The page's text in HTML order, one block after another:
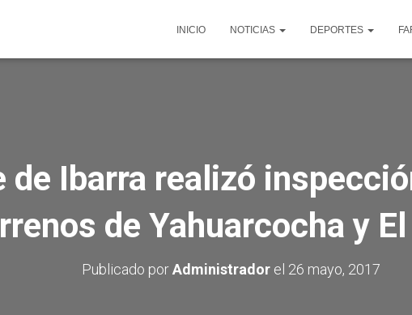
INICIO NOTICIAS DEPORTES
de Ibarra realizó
de Yahuarcocha y
Publicado porAdministradorel 26 mayo, 2017